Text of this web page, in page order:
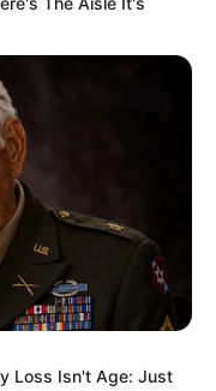
Loss Isn't Age: Just